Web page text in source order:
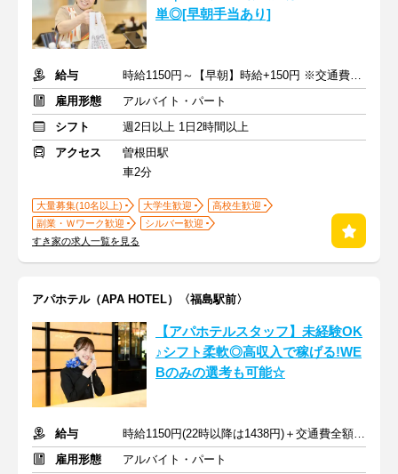
単◎[早朝手当あり]
給与
時給1150円～【早朝】時給+150円 ※交通費支給
雇用形態
アルバイト・パート
シフト
週2日以上 1日2時間以上
アクセス
曽根田駅
車2分
大量募集(10名以上) 大学生歓迎
高校生歓迎
副業・Ｗワーク歓迎
シルバー歓迎
すき家の求人一覧を見る
アパホテル（APA HOTEL）〈福島駅前〉
【アパホテルスタッフ】未経験OK
♪シフト柔軟◎高収入で稼げる!WE
Bのみの選考も可能☆
給与
時給1150円(22時以降は1438円)＋交通費全額支給
雇用形態
アルバイト・パート